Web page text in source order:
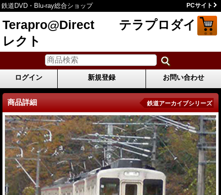
鉄道DVD・Blu-ray総合ショップ PCサイト
Terapro@Direct テラプロダイ
レクト
ログイン 新規登録 お問い合わせ
商品詳細 鉄道アーカイブシリーズ